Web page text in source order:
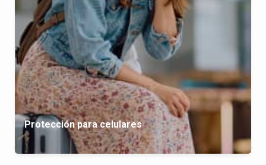
Protección para celulares